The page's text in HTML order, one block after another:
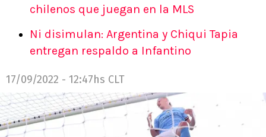
chilenos que juegan en la MLS
Ni disimulan: Argentina y Chiqui Tapia
entregan respaldo a Infantino
17/09/2022 - 12:47hs CLT